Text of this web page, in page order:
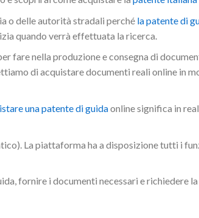
o delle autorità stradali perché la patente di
quando verrà effettuata la ricerca.
fare nella produzione e consegna di
di acquistare documenti reali online in
una patente di guidaonline significa in
La piattaforma ha a disposizione tutti i
fornire i documenti necessari e richiedere